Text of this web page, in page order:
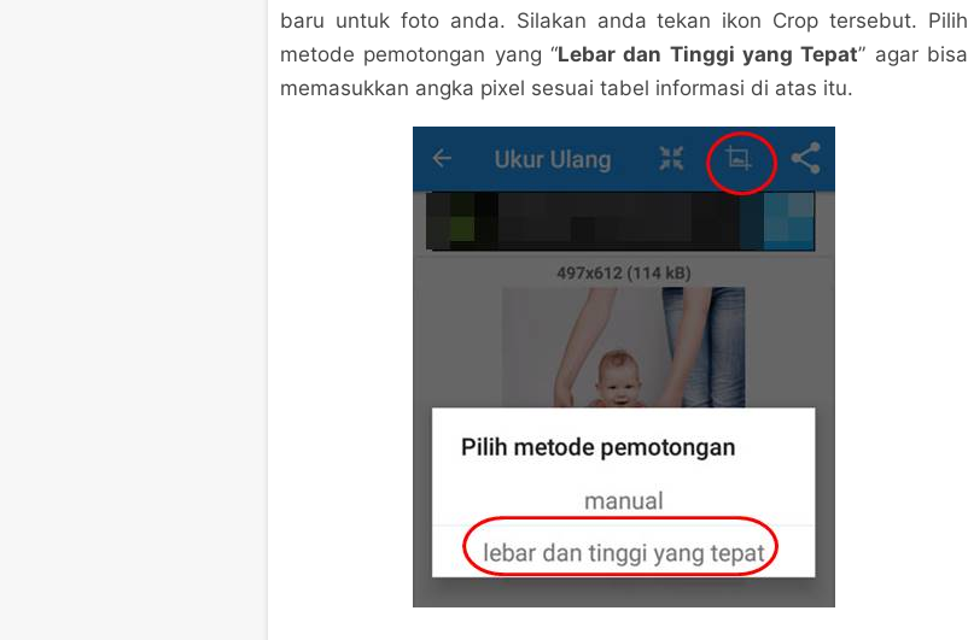
baru untuk foto anda. Silakan anda tekan ikon Crop tersebut. Pilih
metode pemotongan yang “Lebar dan Tinggi yang Tepat” agar bisa
memasukkan angka pixel sesuai tabel informasi di atas itu.